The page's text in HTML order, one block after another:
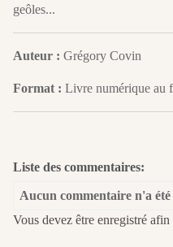
geôles...
Auteur : Grégory Covin
Format : Livre numérique au
Liste des commentaires:
Aucun commentaire n'a été
Vous devez être enregistré